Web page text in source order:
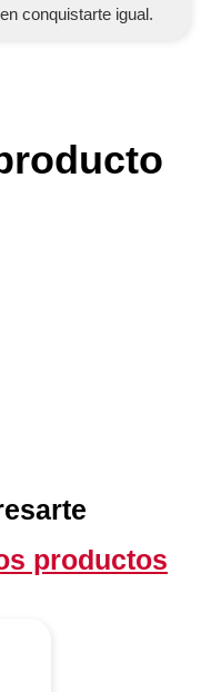
conquistarte igual.
productos